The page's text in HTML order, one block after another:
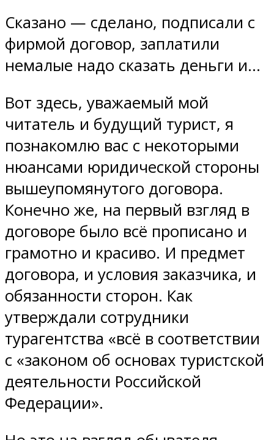
Сказано — сделано, подписали с
фирмой договор, заплатили
немалые надо сказать деньги и…
Вот здесь, уважаемый мой
читатель и будущий турист, я
познакомлю вас с некоторыми
нюансами юридической стороны
вышеупомянутого договора.
Конечно же, на первый взгляд в
договоре было всё прописано и
грамотно и красиво. И предмет
договора, и условия заказчика, и
обязанности сторон. Как
утверждали сотрудники
турагентства «всё в соответствии
с «законом об основах туристской
деятельности Российской
Федерации».